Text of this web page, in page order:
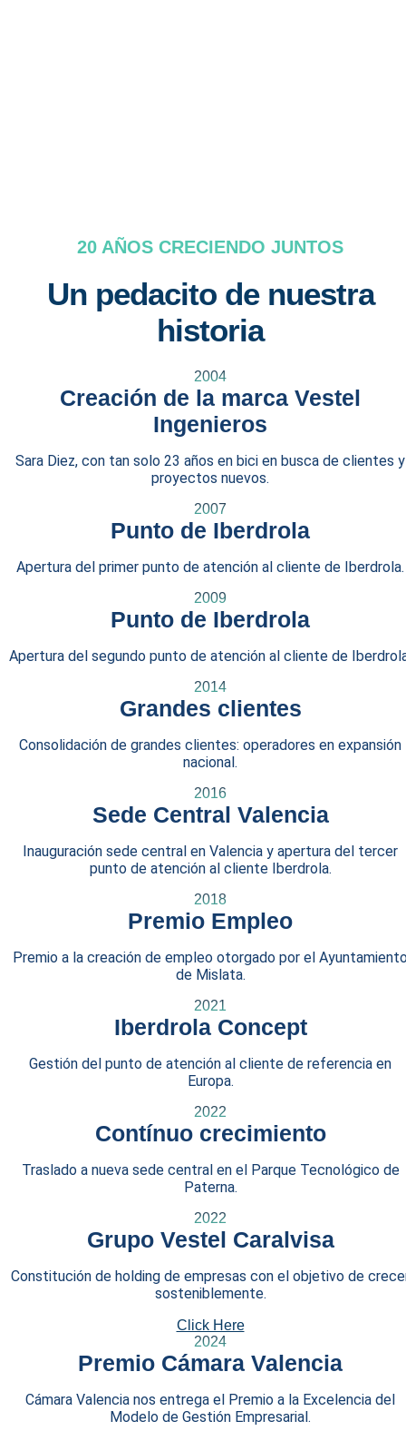
20 AÑOS CRECIENDO JUNTOS
Un pedacito de nuestra
historia
2004
Creación de la marca Vestel
Ingenieros
Sara Diez, con tan solo 23 años en bici en busca de clientes y
proyectos nuevos.
2007
Punto de Iberdrola
Apertura del primer punto de atención al cliente de Iberdrola.
2009
Punto de Iberdrola
Apertura del segundo punto de atención al cliente de
2014
Grandes clientes
Consolidación de grandes clientes: operadores en expansión
nacional.
2016
Sede Central Valencia
Inauguración sede central en Valencia y apertura del tercer
punto de atención al cliente Iberdrola.
2018
Premio Empleo
Premio a la creación de empleo otorgado por el
de Mislata.
2021
Iberdrola Concept
Gestión del punto de atención al cliente de referencia en
Europa.
2022
Contínuo crecimiento
Traslado a nueva sede central en el Parque Tecnológico de
Paterna.
2022
Grupo Vestel Caralvisa
Constitución de holding de empresas con el objetivo de
sosteniblemente.
Click Here
2024
Premio Cámara Valencia
Cámara Valencia nos entrega el Premio a la Excelencia del
Modelo de Gestión Empresarial.